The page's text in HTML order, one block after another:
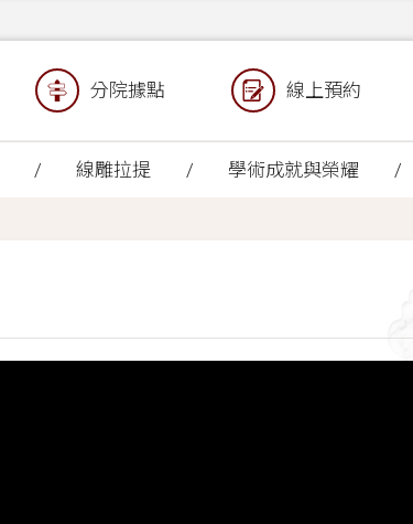
分院據點 線上預約
線雕拉提 學術成就與榮耀